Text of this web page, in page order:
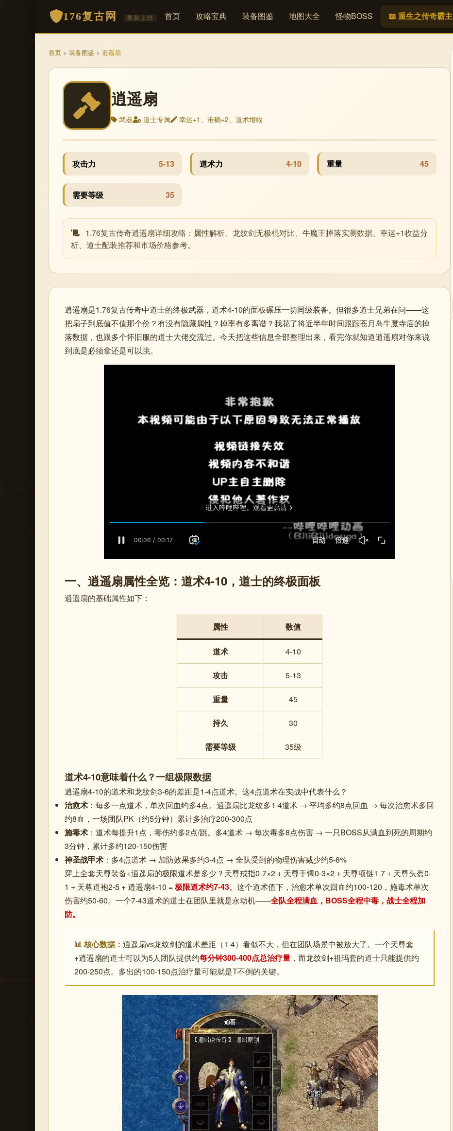
176复古网 重装上阵 首页 攻略宝典 装备图鉴 地图大全 怪物BOSS 📖 重生之传奇霸主
首页 > 装备图鉴 > 逍遥扇
逍遥扇
武器 道士专属 幸运+1、准确+2、道术增幅
攻击力 5-13 道术力 4-10 重量 45
需要等级 35
1.76复古传奇逍遥扇详细攻略：属性解析、龙纹剑无极棍对比、牛魔王掉落实测数据、幸运+1收益分
析、道士配装推荐和市场价格参考。
逍遥扇是1.76复古传奇中道士的终极武器，道术4-10的面板碾压一切同级装备。但很多道士兄弟在问——这
把扇子到底值不值那个价？有没有隐藏属性？掉率有多离谱？我花了将近半年时间跟踪苍月岛牛魔寺庙的掉
落数据，也跟多个怀旧服的道士大佬交流过。今天把这些信息全部整理出来，看完你就知道逍遥扇对你来说
到底是必须拿还是可以跳。
一、逍遥扇属性全览：道术4-10，道士的终极面板
逍遥扇的基础属性如下：
属性 数值
道术 4-10
攻击 5-13
重量 45
持久 30
需要等级 35级
道术4-10意味着什么？一组极限数据
逍遥扇4-10的道术和龙纹剑3-6的差距是1-4点道术。这4点道术在实战中代表什么？
治愈术 ：每多一点道术，单次回血约多4点。逍遥扇比龙纹多1-4道术 → 平均多约8点回血 → 每次治愈术多回
约8血，一场团队PK（约5分钟）累计多治疗200-300点
施毒术 ：道术每提升1点，毒伤约多2点/跳。多4道术 → 每次毒多8点伤害 → 一只BOSS从满血到死的周期约
3分钟，累计多约120-150伤害
神圣战甲术 ：多4点道术 → 加防效果多约3-4点 → 全队受到的物理伤害减少约5-8%
穿上全套天尊装备+逍遥扇的极限道术是多少？天尊戒指0-7×2 + 天尊手镯0-3×2 + 天尊项链1-7 + 天尊头盔0-
1 + 天尊道袍2-5 + 逍遥扇4-10 =极限道术约7-43。这个道术值下，治愈术单次回血约100-120，施毒术单次
伤害约50-60。一个7-43道术的道士在团队里就是永动机——全队全程满血，BOSS全程中毒，战士全程加
防。
📊 核心数据： 逍遥扇vs龙纹剑的道术差距（1-4）看似不大，但在团队场景中被放大了。一个天尊套
+逍遥扇的道士可以为5人团队提供约每分钟300-400点总治疗量 ，而龙纹剑+祖玛套的道士只能提供约
200-250点。多出的100-150点治疗量可能就是T不倒的关键。